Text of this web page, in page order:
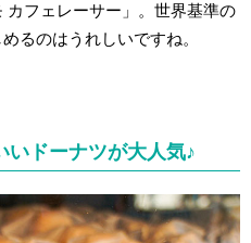
フェレーサー」。世界基準の
るのはうれしいですね。
いドーナツが大人気♪